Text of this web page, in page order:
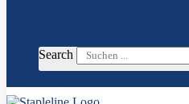
Search